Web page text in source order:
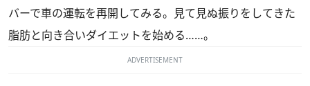
バーで車の運転を再開してみる。見て見ぬ振りをしてきた
脂肪と向き合いダイエットを始める……。
ADVERTISEMENT